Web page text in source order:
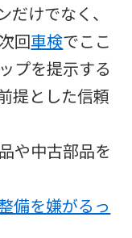
けでなく、
回車検でここ
プを提示する
提とした信頼
や中古部品を
備を嫌がるっ